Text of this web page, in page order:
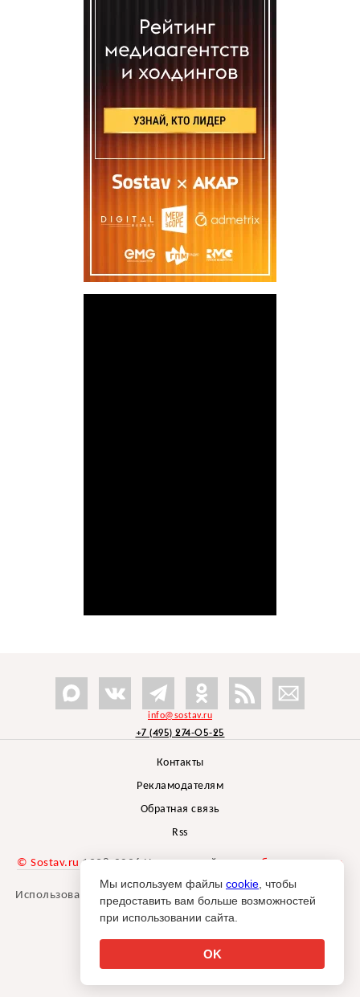
info@sostav.ru
+7 (495) 274-05-25
Контакты
Рекламодателям
Обратная связь
Rss
© Sostav.ru 1998-2026 Независимый проектбрендингового
агентства Depot
Использование материалов Sostav.ru допустимо только при
указании источника.
Мы используем файлы cookie , чтобы
предоставить вам больше возможностей
при использовании сайта.
OK